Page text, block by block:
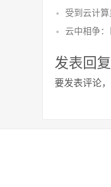
受到云计
云中相争
发表回复
要发表评论